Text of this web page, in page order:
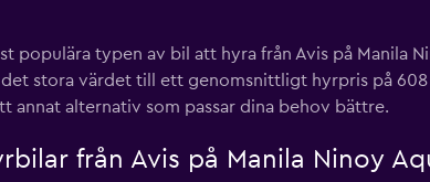
populära typen av bil att hyra från Avis på Manila
stora värdet till ett genomsnittligt hyrpris på 608
annat alternativ som passar dina behov bättre.
från Avis på Manila Ninoy